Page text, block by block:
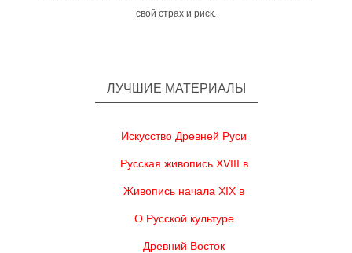
свой страх и риск.
ЛУЧШИЕ МАТЕРИАЛЫ
Искусство Древней Руси
Русская живопись XVIII в
Живопись начала XIX в
О Русской культуре
Древний Восток